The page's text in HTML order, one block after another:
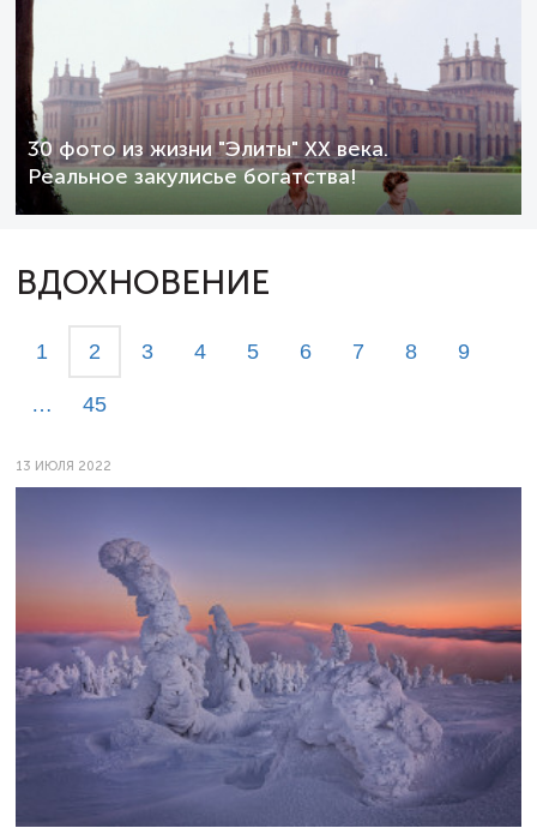
30 фото из жизни "Элиты" XX века.
Реальное закулисье богатства!
ВДОХНОВЕНИЕ
1 2 3 4 5 6 7 8 9
… 45
13 ИЮЛЯ 2022